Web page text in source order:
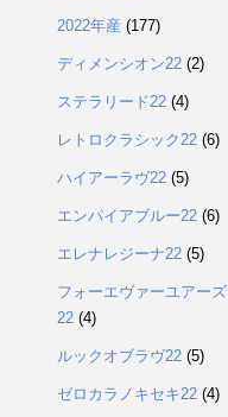
2022年産 (177)
ディメンシオン22 (2)
ステラリード22 (4)
レトロクラシック22 (6)
ハイアーラヴ22 (5)
エンパイアブルー22 (6)
エレナレジーナ22 (5)
フォーエヴァーユアーズ
22 (4)
ルックオブラヴ22 (5)
ゼロカラノキセキ22 (4)